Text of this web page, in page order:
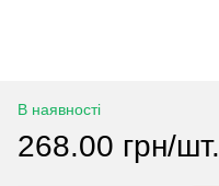
В наявності
268.00 грн/шт.